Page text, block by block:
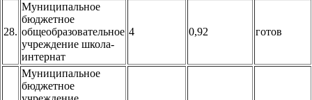
28.
Муниципальное
бюджетное
общеобразовательное
учреждение школа-
интернат
4 0,92 готов
Муниципальное
бюджетное